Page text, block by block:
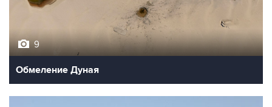
9
Обмеление Дуная